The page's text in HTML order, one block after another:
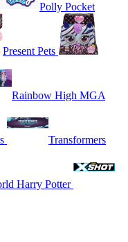
Polly Pocket
Present Pets
Rainbow High MGA
Transformers
Harry Potter